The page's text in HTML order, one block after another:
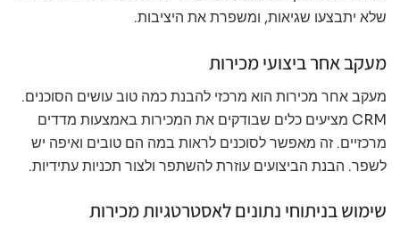
שלא יתבצעו שגיאות, ומשפרת את היציבות.
מעקב אחר ביצועי מכירות
מעקב אחר מכירות הוא מרכזי להבנת כמה טוב עושים הסוכנים.
CRM מציעים כלים שבודקים את המכירות באמצעות מדדים
מרכזיים. זה מאפשר לסוכנים לראות במה הם טובים ואיפה יש
לשפר. הבנת הביצועים עוזרת להשתפר ולצור תכניות עתידיות.
שימוש בניתוחי נתונים לאסטרטגיות מכירות